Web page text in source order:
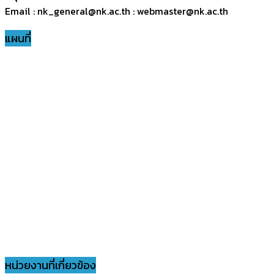
Email : nk_general@nk.ac.th : webmaster@nk.ac.th
แผนที่
หน่วยงานที่เกี่ยวข้อง